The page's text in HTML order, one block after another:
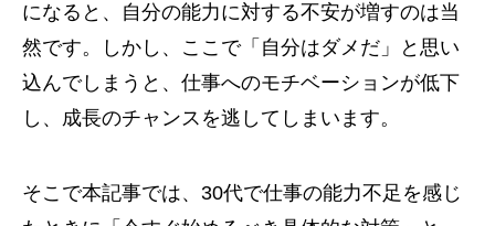
になると、自分の能力に対する不安が増すのは当
然です。しかし、ここで「自分はダメだ」と思い
込んでしまうと、仕事へのモチベーションが低下
し、成長のチャンスを逃してしまいます。
そこで本記事では、30代で仕事の能力不足を感じ